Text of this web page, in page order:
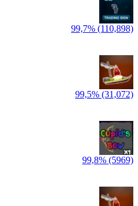
99,7% (110,898)
99,5% (31,072)
99,8% (5969)